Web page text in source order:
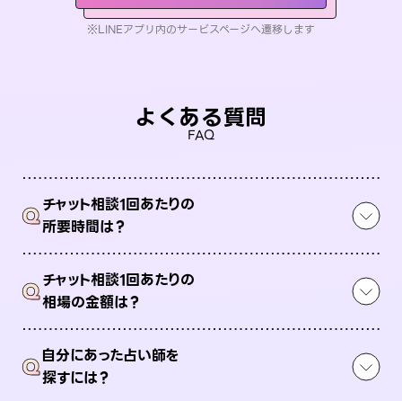
※LINEアプリ内のサービスページへ遷移します
よくある質問
FAQ
Qチャット相談1回あたりの
所要時間は？
Qチャット相談1回あたりの
相場の金額は？
Q自分にあった占い師を
探すには？